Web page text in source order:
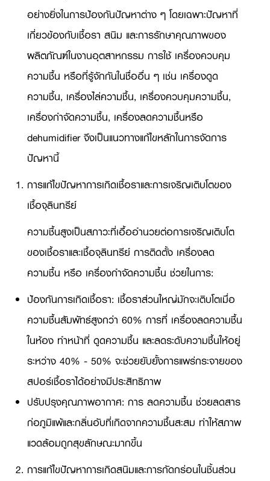
อย่างยิ่งในการป้องกันปัญหาต่าง ๆ โดยเฉพาะปัญหาที่
เกี่ยวข้องกับเชื้อรา สนิม และการรักษาคุณภาพของ
ผลิตภัณฑ์ในงานอุตสาหกรรม การใช้ เครื่องควบคุม
ความชื้น หรือที่รู้จักกันในชื่ออื่น ๆ เช่น เครื่องดูด
ความชื้น, เครื่องไล่ความชื้น, เครื่องควบคุมความชื้น,
เครื่องกำจัดความชื้น, เครื่องลดความชื้นหรือ
dehumidifier จึงเป็นแนวทางแก้ไขหลักในการจัดการ
ปัญหานี้
การแก้ไขปัญหาการเกิดเชื้อราและการเจริญเติบโตของ
เชื้อจุลินทรีย์
ความชื้นสูงเป็นสภาวะที่เอื้ออำนวยต่อการเจริญเติบโต
ของเชื้อราและเชื้อจุลินทรีย์ การติดตั้ง เครื่องลด
ความชื้น หรือ เครื่องกำจัดความชื้น ช่วยในการ:
ป้องกันการเกิดเชื้อรา: เชื้อราส่วนใหญ่มักจะเติบโตเมื่อ
ความชื้นสัมพัทธ์สูงกว่า 60% การที่ เครื่องลดความชื้น
ในห้อง ทำหน้าที่ ดูดความชื้น และลดระดับความชื้นให้อยู่
ระหว่าง 40% - 50% จะช่วยยับยั้งการแพร่กระจายของ
สปอร์เชื้อราได้อย่างมีประสิทธิภาพ
ปรับปรุงคุณภาพอากาศ: การ ลดความชื้น ช่วยลดสาร
ก่อภูมิแพ้และกลิ่นอับที่เกิดจากความชื้นสะสม ทำให้สภาพ
แวดล้อมถูกสุขลักษณะมากขึ้น
การแก้ไขปัญหาการเกิดสนิมและการกัดกร่อนในชิ้นส่วน